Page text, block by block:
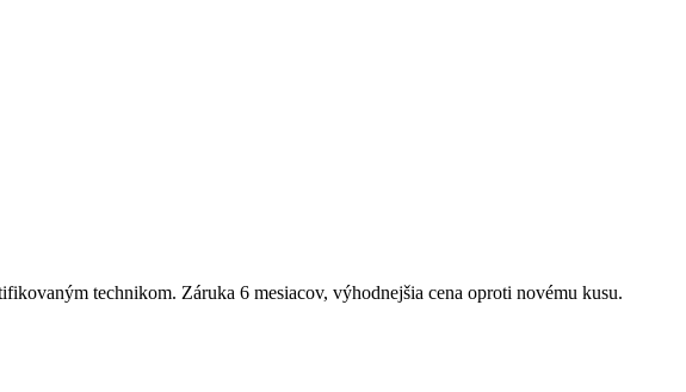
technikom. Záruka 6 mesiacov, výhodnejšia cena oproti novému kusu.